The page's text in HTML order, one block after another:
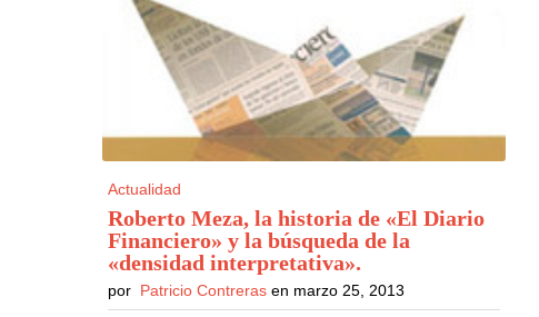
Actualidad
Roberto Meza, la historia de «El Diario
Financiero» y la búsqueda de la
«densidad interpretativa».
por Patricio Contreras en marzo 25, 2013